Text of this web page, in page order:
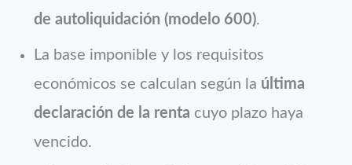
de autoliquidación (modelo 600).
La base imponible y los requisitos
económicos se calculan según la última
declaración de la renta cuyo plazo haya
vencido.